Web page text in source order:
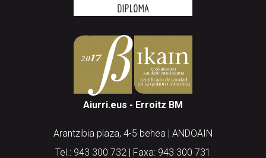
Aiurri.eus - Erroitz BM
Arantzibia plaza, 4-5 behea | ANDOAIN
Tel.: 943 300 732 | Faxa: 943 300 731